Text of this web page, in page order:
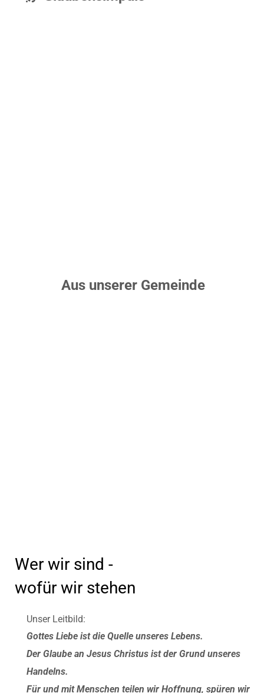
Aus unserer Gemeinde
Wer wir sind -
wofür wir stehen
Unser Leitbild:
Gottes Liebe ist die Quelle unseres Lebens.
Der Glaube an Jesus Christus ist der Grund unseres
Handelns.
Für und mit Menschen teilen wir Hoffnung, spüren wir